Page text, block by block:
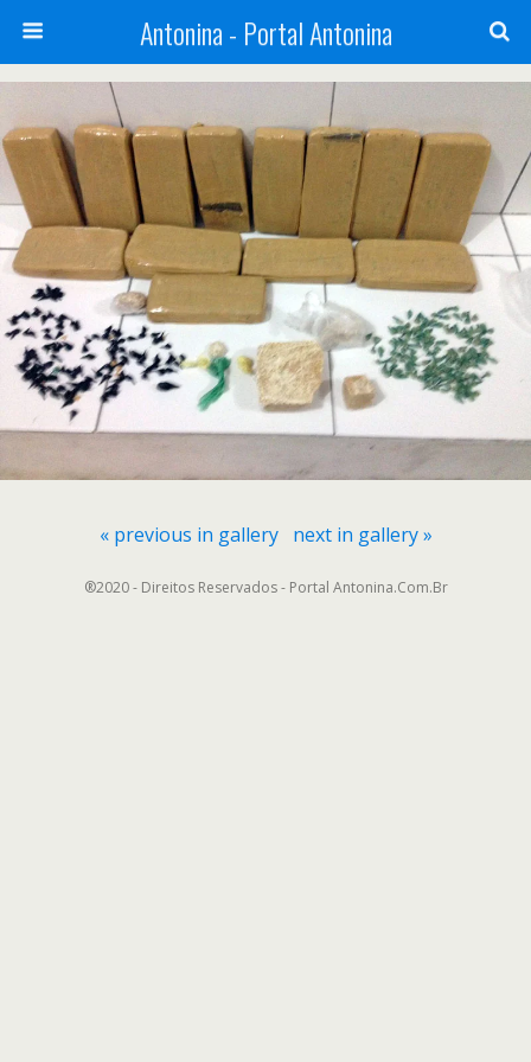
Antonina - Portal Antonina
« previous in gallery next in gallery »
®2020 - Direitos Reservados - Portal Antonina.Com.Br